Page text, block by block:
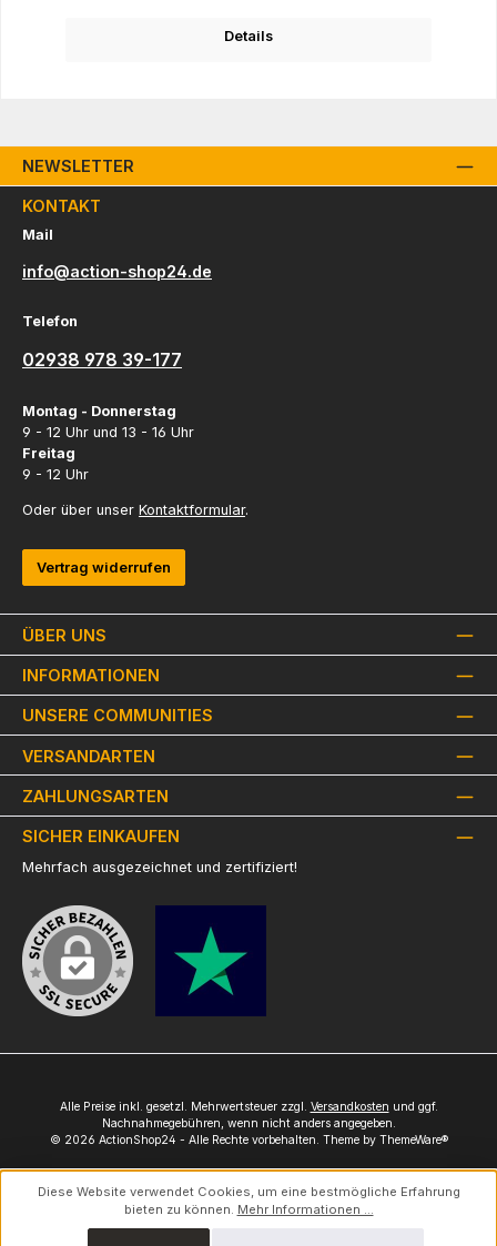
Details
NEWSLETTER
ÜBER UNS
INFORMATIONEN
KONTAKT
Mail
info@action-shop24.de
Telefon
02938 978 39-177
Montag - Donnerstag
9 - 12 Uhr und 13 - 16 Uhr
Freitag
9 - 12 Uhr
Oder über unser Kontaktformular.
Vertrag widerrufen
UNSERE COMMUNITIES
VERSANDARTEN
ZAHLUNGSARTEN
SICHER EINKAUFEN
Mehrfach ausgezeichnet und zertifiziert!
Alle Preise inkl. gesetzl. Mehrwertsteuer zzgl. Versandkosten und ggf.
Nachnahmegebühren, wenn nicht anders angegeben.
© 2026 ActionShop24 - Alle Rechte vorbehalten. Theme by ThemeWare®
Diese Website verwendet Cookies, um eine bestmögliche Erfahrung
bieten zu können. Mehr Informationen ...